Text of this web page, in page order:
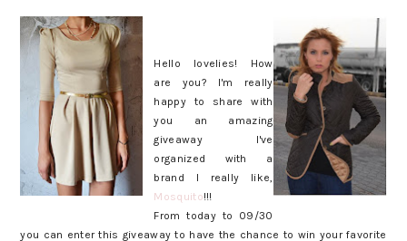
Hello lovelies! How
are you? I'm really
happy to share with
you an amazing
giveaway I've
organized with a
brand I really like,
Mosquito!!!
From today to 09/30
you can enter this giveaway to have the chance to win your favorite